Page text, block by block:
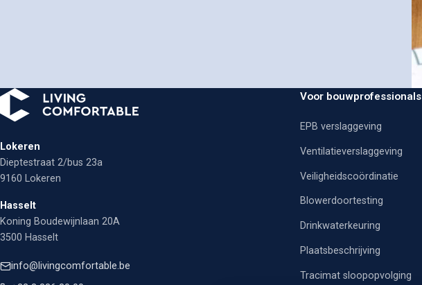
Lokeren
Dieptestraat 2/bus 23a
9160 Lokeren
Hasselt
Koning Boudewijnlaan 20A
3500 Hasselt
info@livingcomfortable.be
Voor bouwprofessionals
EPB verslaggeving
Ventilatieverslaggeving
Veiligheidscoördinatie
Blowerdoortesting
Drinkwaterkeuring
Plaatsbeschrijving
Tracimat sloopopvolging